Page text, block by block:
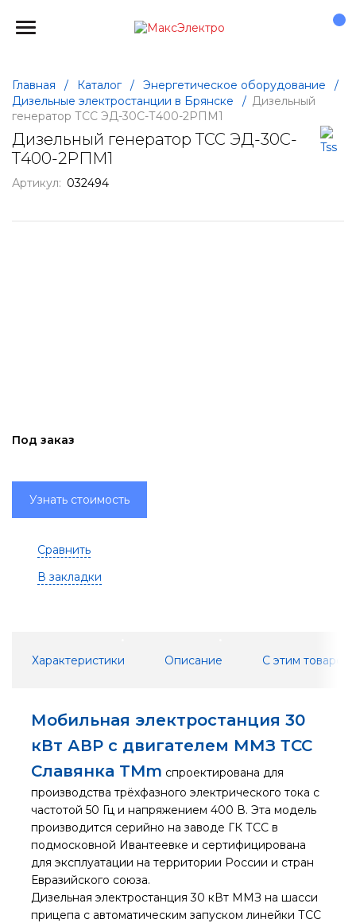
Главная / Каталог / Энергетическое оборудование
/
Дизельные электростанции в Брянске
/ Дизельный
генератор ТСС ЭД-30С-Т400-2РПМ1
Дизельный генератор ТСС ЭД-30С-
Т400-2РПМ1
Артикул: 032494
Под заказ
Узнать стоимость
Сравнить
В закладки
Характеристики Описание С этим товаром
Мобильная электростанция 30
кВт АВР с двигателем ММЗ ТСС
Славянка TMm спроектирована для
производства трёхфазного электрического тока с
частотой 50 Гц и напряжением 400 В. Эта модель
производится серийно на заводе ГК ТСС в
подмосковной Ивантеевке и сертифицирована
для эксплуатации на территории России и стран
Евразийского союза.
Дизельная электростанция 30 кВт ММЗ на шасси
прицепа с автоматическим запуском линейки ТСС